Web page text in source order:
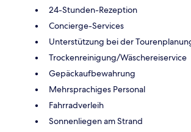
24-Stunden-Rezeption
Concierge-Services
Unterstützung bei der
Trockenreinigung/Wäschereiservice
Gepäckaufbewahrung
Mehrsprachiges Personal
Fahrradverleih
Sonnenliegen am Strand